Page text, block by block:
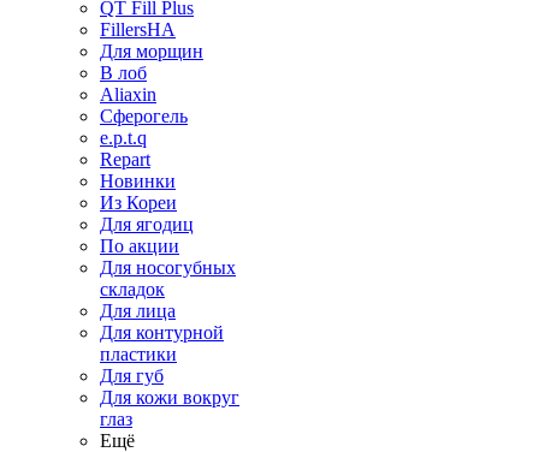
QT Fill Plus
FillersHA
Для морщин
В лоб
Aliaxin
Сферогель
e.p.t.q
Repart
Новинки
Из Кореи
Для ягодиц
По акции
Для носогубных
складок
Для лица
Для контурной
пластики
Для губ
Для кожи вокруг
глаз
Ещё